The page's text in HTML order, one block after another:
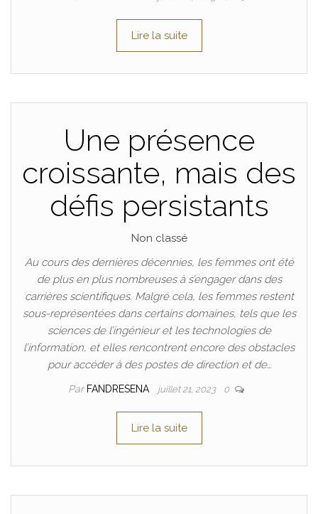
Lire la suite
Une présence
croissante, mais des
défis persistants
Non classé
Au cours des dernières décennies, les femmes ont été
de plus en plus nombreuses à s’engager dans des
carrières scientifiques. Malgré cela, les femmes restent
sous-représentées dans certains domaines, tels que les
sciences de l’ingénieur et les technologies de
l’information, et elles rencontrent encore des obstacles
pour accéder à des postes de direction et de…
Par FANDRESENA juillet 21, 2023 0
Lire la suite